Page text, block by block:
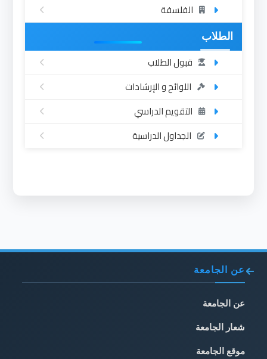
الفلسفة
الطلاب
قبول الطلاب
اللوائح و الإرشادات
التقويم الدراسي
الجداول الدراسية
عن الجامعة
عن الجامعة
شعار الجامعة
موقع الجامعة